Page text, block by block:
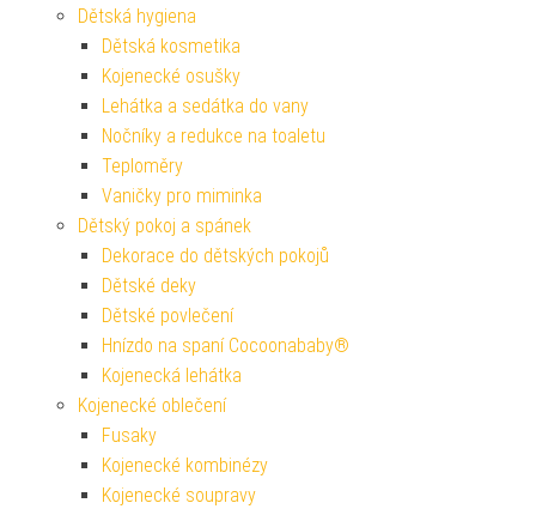
Dětská hygiena
Dětská kosmetika
Kojenecké osušky
Lehátka a sedátka do vany
Nočníky a redukce na toaletu
Teploměry
Vaničky pro miminka
Dětský pokoj a spánek
Dekorace do dětských pokojů
Dětské deky
Dětské povlečení
Hnízdo na spaní Cocoonababy®
Kojenecká lehátka
Kojenecké oblečení
Fusaky
Kojenecké kombinézy
Kojenecké soupravy